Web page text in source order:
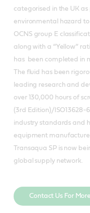
categorised in the UK
environmental hazard
OCNS group E
along with a “Yellow”
has been completed in
The fluid has been
leading research and
over 130,000 hours of
(3rd Edition)/ISO13628-6
industry standards and
equipment
Transaqua SP is now
global supply network.
Contact Us For